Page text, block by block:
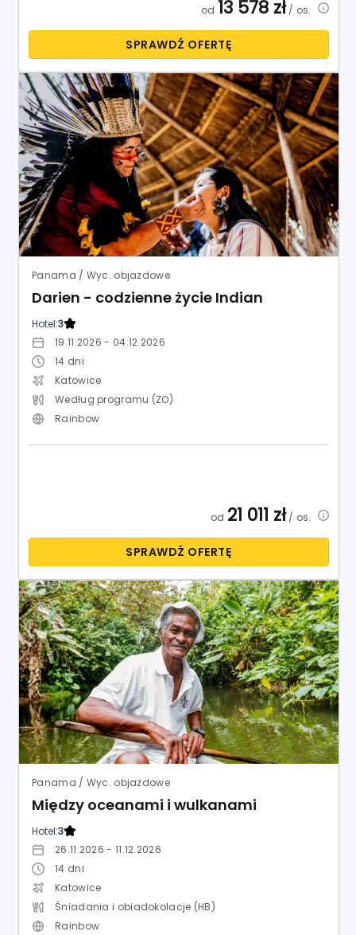
od 13 578 zł/ os.
SPRAWDŹ OFERTĘ
Panama / Wyc. objazdowe
Darien - codzienne życie Indian
Hotel:3
19.11.2026 - 04.12.2026
14 dni
Katowice
Według programu (ZO)
Rainbow
od 21 011 zł/ os.
SPRAWDŹ OFERTĘ
Panama / Wyc. objazdowe
Między oceanami i wulkanami
Hotel:3
26.11.2026 - 11.12.2026
14 dni
Katowice
Śniadania i obiadokolacje (HB)
Rainbow